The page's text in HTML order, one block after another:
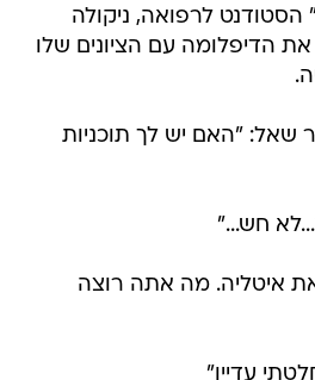
לרפואה, ניקולה
הדיפלומה עם הציונים שלו
שאל: "האם יש לך תוכניות
חש..."
איטליה. מה אתה רוצה
עדיין"